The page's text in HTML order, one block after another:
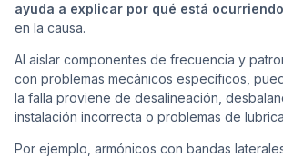
ayuda a explicar por qué está ocurriendo
en la causa.
Al aislar componentes de frecuencia y
con problemas mecánicos específicos,
la falla proviene de desalineación,
instalación incorrecta o problemas de
Por ejemplo, armónicos con bandas